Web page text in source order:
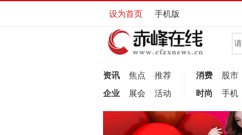
设为首页 手机版
资讯 焦点
推荐
企业
展会 活动
消费 股市
时尚
手机